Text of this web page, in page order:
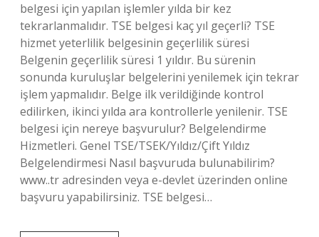
belgesi için yapılan işlemler yılda bir kez
tekrarlanmalıdır. TSE belgesi kaç yıl geçerli? TSE
hizmet yeterlilik belgesinin geçerlilik süresi
Belgenin geçerlilik süresi 1 yıldır. Bu sürenin
sonunda kuruluşlar belgelerini yenilemek için tekrar
işlem yapmalıdır. Belge ilk verildiğinde kontrol
edilirken, ikinci yılda ara kontrollerle yenilenir. TSE
belgesi için nereye başvurulur? Belgelendirme
Hizmetleri. Genel TSE/TSEK/Yıldız/Çift Yıldız
Belgelendirmesi Nasıl başvuruda bulunabilirim?
www..tr adresinden veya e-devlet üzerinden online
başvuru yapabilirsiniz. TSE belgesi…